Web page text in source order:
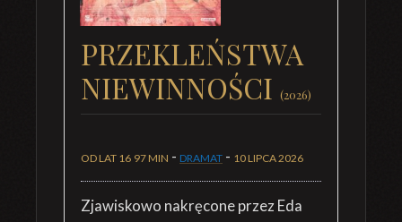
PRZEKLEŃSTWA
NIEWINNOŚCI (2026)
OD LAT 16 97 MIN - DRAMAT - 10 LIPCA 2026
Zjawiskowo nakręcone przez Eda